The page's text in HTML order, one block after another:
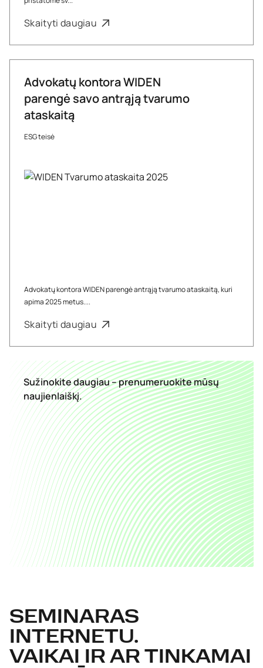
Skaityti daugiau
Advokatų kontora WIDEN
parengė savo antrąją tvarumo
ataskaitą
ESG teisė
Advokatų kontora WIDEN parengė antrąją tvarumo ataskaitą, kuri
apima 2025 metus....
Skaityti daugiau
Sužinokite daugiau – prenumeruokite mūsų
naujienlaiškį.
SEMINARAS
INTERNETU.
VAIKAI IR AR TINKAMAI